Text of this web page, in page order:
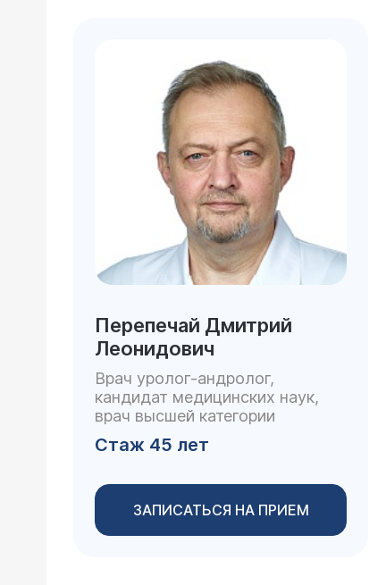
Перепечай Дмитрий
Леонидович
Врач уролог-андролог,
кандидат медицинских наук,
врач высшей категории
Стаж 45 лет
ЗАПИСАТЬСЯ НА ПРИЕМ